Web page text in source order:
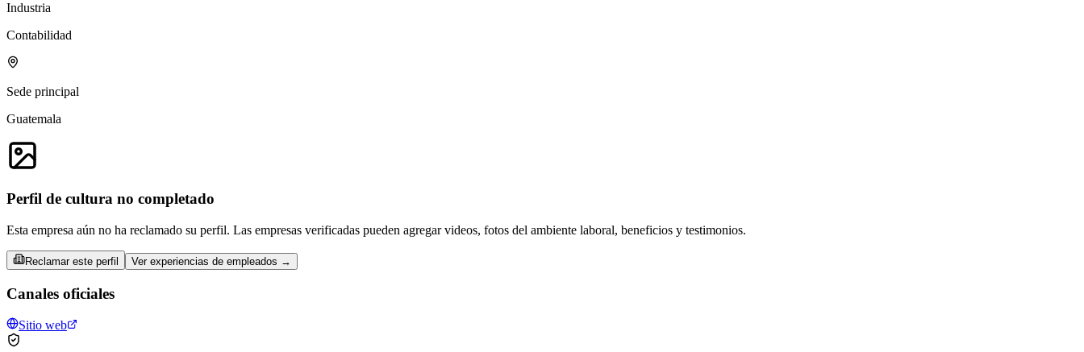
Industria
Contabilidad
Sede principal
Guatemala
Perfil de cultura no completado
Esta empresa aún no ha reclamado su perfil. Las empresas verificadas pueden agregar videos, fotos del ambiente laboral, beneficios y testimonios.
Reclamar este perfil Ver experiencias de empleados →
Canales oficiales
Sitio web